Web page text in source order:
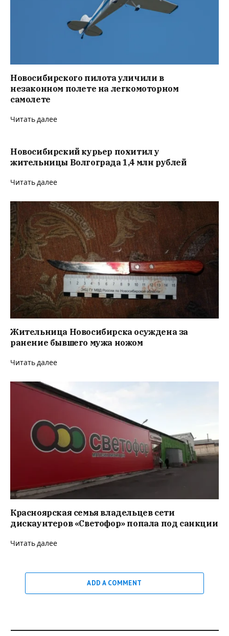
Новосибирского пилота уличили в
незаконном полете на легкомоторном
самолете
Читать далее
Новосибирский курьер похитил у
жительницы Волгограда 1,4 млн рублей
Читать далее
Жительница Новосибирска осуждена за
ранение бывшего мужа ножом
Читать далее
Красноярская семья владельцев сети
дискаунтеров «Светофор» попала под санкции
Читать далее
ADD A COMMENT